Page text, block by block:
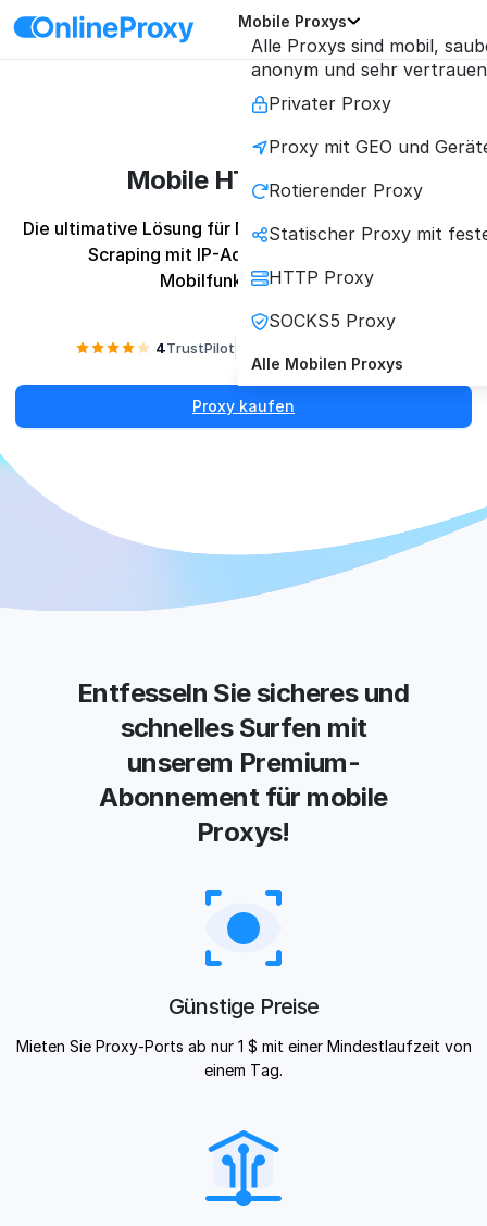
Mobile Proxys
Alle Proxys sind mobil,
anonym und sehr
Privater Proxy
Proxy mit GEO und
Rotierender Proxy
Statischer Proxy mit
HTTP Proxy
SOCKS5 Proxy
Alle Mobilen Proxys
Mobile HTTP Proxy
Die ultimative Lösung für Multi-Accounting und Web-
Scraping mit IP-Adressen von echten
Mobilfunkanbietern.
4TrustPilot
Proxy kaufen
Entfesseln Sie sicheres und
schnelles Surfen mit
unserem Premium-
Abonnement für mobile
Proxys!
Günstige Preise
Mieten Sie Proxy-Ports ab nur 1 $ mit einer Mindestlaufzeit von
einem Tag.